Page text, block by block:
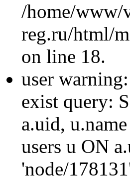
/home/www/
reg.ru/html/
on line 18.
user
exist query:
a.uid,
users u ON
'node/